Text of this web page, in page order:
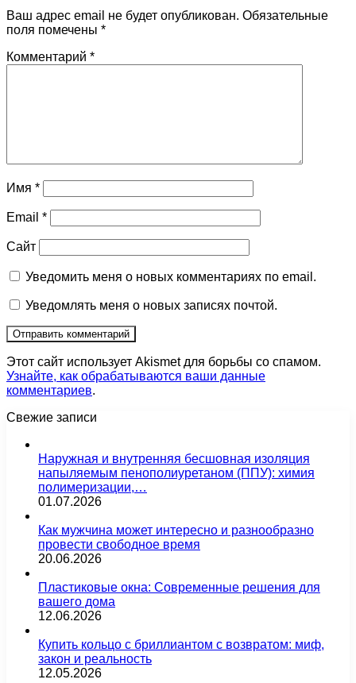
Ваш адрес email не будет опубликован. Обязательные
поля помечены *
Комментарий *
Имя *
Email *
Сайт
Уведомить меня о новых комментариях по email.
Уведомлять меня о новых записях почтой.
Этот сайт использует Akismet для борьбы со спамом.
Узнайте, как обрабатываются ваши данные
комментариев.
Свежие записи
Наружная и внутренняя бесшовная изоляция
напыляемым пенополиуретаном (ППУ): химия
полимеризации,…
01.07.2026
Как мужчина может интересно и разнообразно
провести свободное время
20.06.2026
Пластиковые окна: Современные решения для
вашего дома
12.06.2026
Купить кольцо с бриллиантом с возвратом: миф,
закон и реальность
12.05.2026